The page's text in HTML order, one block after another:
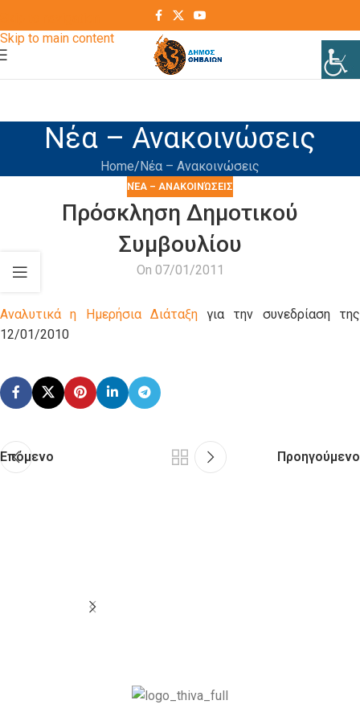
Skip to main content
Νέα – Ανακοινώσεις
Home Νέα – Ανακοινώσεις
ΝΈΑ – ΑΝΑΚΟΙΝΏΣΕΙΣ
Πρόσκληση Δημοτικού
Συμβουλίου
On 07/01/2011
Αναλυτικά η Ημερήσια Διάταξηγια την συνεδρίαση της
12/01/2010
Επόμενο Προηγούμενο